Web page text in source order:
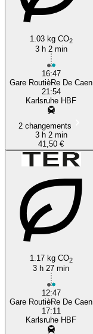
1.03 kg CO2
3 h 2 min
16:47
Gare RoutièRe De Caen
21:54
Karlsruhe HBF
2 changements
3 h 2 min
41,50 €
1.17 kg CO2
3 h 27 min
12:47
Gare RoutièRe De Caen
17:11
Karlsruhe HBF